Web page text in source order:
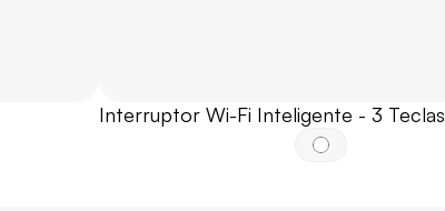
Interruptor Wi-Fi Inteligente - 3 Teclas